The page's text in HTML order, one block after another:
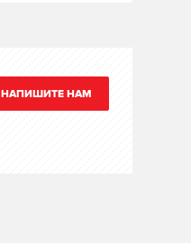
НАПИШИТЕ НАМ